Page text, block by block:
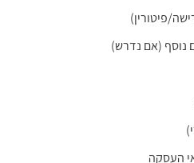
(אם נדרש)
העסקה